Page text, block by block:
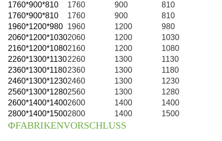
1760*900*810
1760 900
810
1760*900*810
1760 900
810
1960*1200*980 1960 1200
980
2060*1200*10302060 1200
1030
2160*1200*10802160 1200
1080
2260*1300*11302260 1300
1130
2360*1300*11802360 1300
1180
2460*1300*12302460 1300
1230
2560*1300*12802560 1300
1280
2600*1400*14002600 1400
1400
2800*1400*15002800 1400 1500
ΦFABRIKENVORSCHLUSS